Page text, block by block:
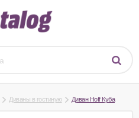
Диваны в гостиную Диван Hoff Куба